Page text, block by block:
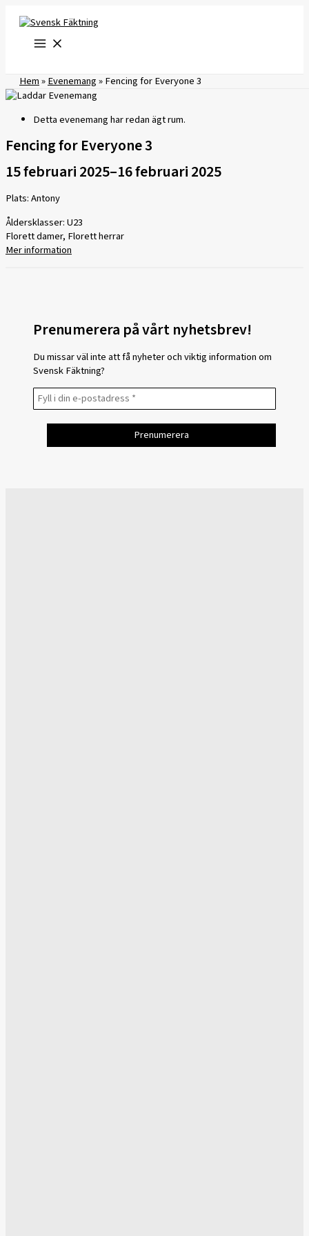
innehåll
Hem»Evenemang»Fencing for Everyone 3
Detta evenemang har redan ägt rum.
Fencing for Everyone 3
15 februari 2025–16 februari 2025
Plats: Antony
Åldersklasser: U23
Florett damer, Florett herrar
Mer information
Prenumerera på vårt nyhetsbrev!
Du missar väl inte att få nyheter och viktig information om
Svensk Fäktning?